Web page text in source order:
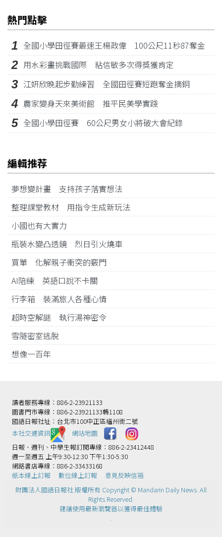
熱門點擊
1 全國小學田徑賽最速王楊政偉 100公尺11秒87奪金
2 用水彩畫挑戰國際 粘信敏多次得獎獲肯定
3 江姸欣晚起步勤練習 全國田徑賽短跑奪金摘銅
4 農家變身天來美術館 推平民美學實踐
5 全國小學田徑賽 60公尺男女小將破大會紀錄
編輯推荐
夢想變計畫 支持孩子落實想法
整理課堂教材 用指令生成新玩法
小國也有大實力
瓶裝水變凸透鏡 烈日引火燒車
買單 化解親子衝突的竅門
AI陪練 英語口說不卡關
行李箱 裝滿旅人各種心情
超時空解謎 執行湯神密令
雪隧密室逃脫
想像一百年
讀者服務專線：886-2-23921133
圖書門市專線：886-2-23921133轉1108
國語日報社址：台北市100中正區福州街二號
本社交通資訊️
網站地圖
日報、週刊、中學生報訂閱專線：886-2-23412448
週一至週五 上午9:30-12:30 下午1:30-5:30
網路書店專線：886-2-33433168
紙本線上訂報
數位線上訂報
意見反映信箱
財團法人國語日報社 版權所有 Copyright © Mandarin Daily News. All
Rights Reserved.
建議使用最新瀏覽器以獲得最佳體驗
.